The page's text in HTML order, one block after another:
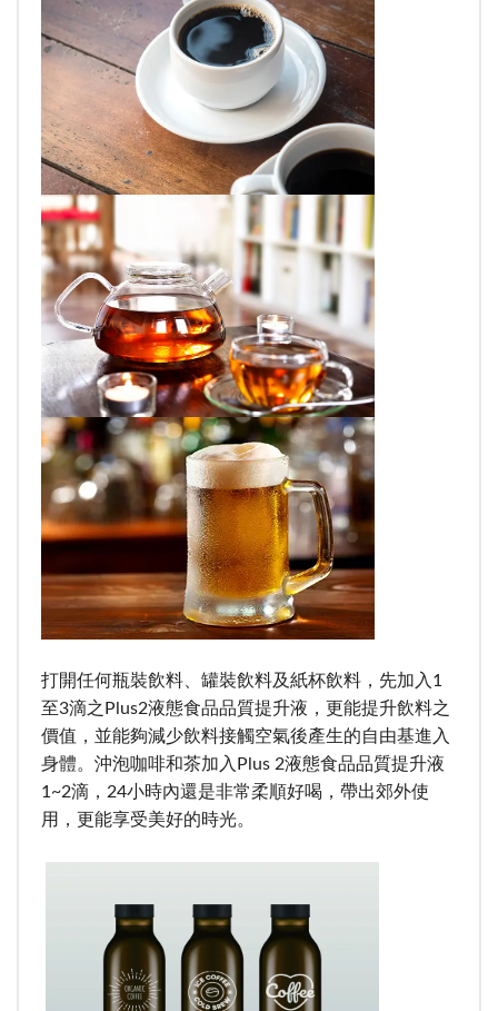
打開任何瓶裝飲料、罐裝飲料及紙杯飲料，先加入1
至3滴之Plus2液態食品品質提升液，更能提升飲料之
價值，並能夠減少飲料接觸空氣後產生的自由基進入
身體。沖泡咖啡和茶加入Plus 2液態食品品質提升液
1~2滴，24小時內還是非常柔順好喝，帶出郊外使
用，更能享受美好的時光。